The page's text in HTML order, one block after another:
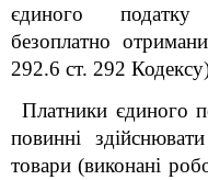
єдиного податку
безоплатно
292.6 ст. 292
Платники єдиного
повинні
товари (виконані